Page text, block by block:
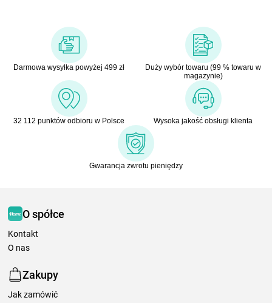
Darmowa wysyłka powyżej 499 zł
Duży wybór towaru (99 % towaru w
magazynie)
32 112 punktów odbioru w Polsce Wysoka jakość obsługi klienta
Gwarancja zwrotu pieniędzy
O spółce
Kontakt
O nas
Zakupy
Jak zamówić